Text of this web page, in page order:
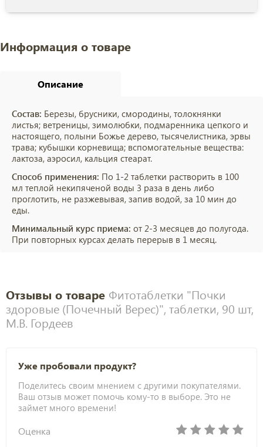
Информация о товаре
Описание
Состав: Березы, брусники, смородины, толокнянки
листья; ветреницы, зимолюбки, подмаренника цепкого и
настоящего, полыни Божье дерево, тысячелистника, эрвы
трава; кубышки корневища; вспомогательные вещества:
лактоза, аэросил, кальция стеарат.
Способ применения: По 1-2 таблетки растворить в 100
мл теплой некипяченой воды 3 раза в день либо
проглотить, не разжевывая, запив водой, за 10 мин до
еды.
Минимальный курс приема: от 2-3 месяцев до полугода.
При повторных курсах делать перерыв в 1 месяц.
Отзывы о товаре Фитотаблетки "Почки
здоровые (Почечный Верес)", таблетки, 90 шт,
М.В. Гордеев
Уже пробовали продукт?
Поделитесь своим мнением с другими покупателями.
Ваш отзыв может помочь кому-то в выборе. Это не
займет много времени!
Оценка